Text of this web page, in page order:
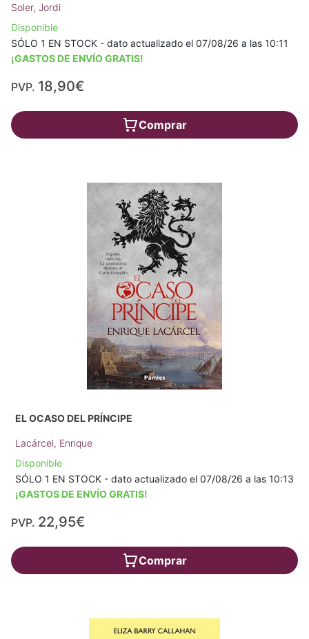
Soler, Jordi
Disponible
SÓLO 1 EN STOCK - dato actualizado el 07/08/26 a las 10:11
¡GASTOS DE ENVÍO GRATIS!
PVP. 18,90€
Comprar
EL OCASO DEL PRÍNCIPE
Lacárcel, Enrique
Disponible
SÓLO 1 EN STOCK - dato actualizado el 07/08/26 a las 10:13
¡GASTOS DE ENVÍO GRATIS!
PVP. 22,95€
Comprar